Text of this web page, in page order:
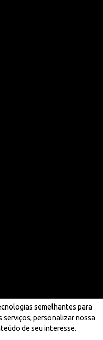
semelhantes para
serviços, personalizar nossa
de seu interesse.